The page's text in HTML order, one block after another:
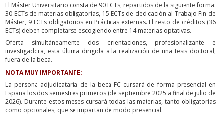
El Máster Universitario consta de 90 ECTs, repartidos de la siguiente forma:
30 ECTs de materias obligatorias, 15 ECTs de dedicación al Trabajo Fin de
Máster, 9 ECTs obligatorios en Prácticas externas. El resto de créditos (36
ECTs) deben completarse escogiendo entre 14 materias optativas.
Oferta simultáneamente dos orientaciones, profesionalizante e
investigadora, esta última dirigida a la realización de una tesis doctoral,
fuera de la beca.
NOTA MUY IMPORTANTE:
La persona adjudicataria de la beca FC cursará de forma presencial en
España los dos semestres primeros (de septiembre 2025 a final de julio de
2026). Durante estos meses cursará todas las materias, tanto obligatorias
como opcionales, que se impartan de modo presencial.